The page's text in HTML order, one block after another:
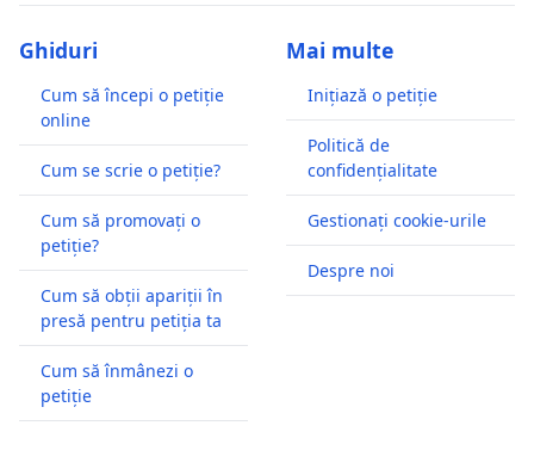
Ghiduri
Cum să începi o petiție
online
Cum se scrie o petiție?
Cum să promovați o
petiție?
Cum să obții apariții în
presă pentru petiția ta
Cum să înmânezi o
petiție
Mai multe
Inițiază o petiție
Politică de
confidențialitate
Gestionați cookie-urile
Despre noi